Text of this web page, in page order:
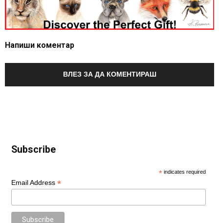
Напиши коментар
ВЛЕЗ ЗА ДА КОМЕНТИРАШ
Subscribe
* indicates required
Email Address *